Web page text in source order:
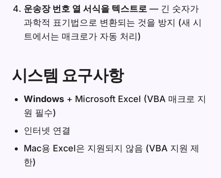
운송장 번호 열 서식을 텍스트로 — 긴 숫자가
과학적 표기법으로 변환되는 것을 방지 (새 시
트에서는 매크로가 자동 처리)
시스템 요구사항
Windows + Microsoft Excel (VBA 매크로 지
원 필수)
인터넷 연결
Mac용 Excel은 지원되지 않음 (VBA 지원 제
한)